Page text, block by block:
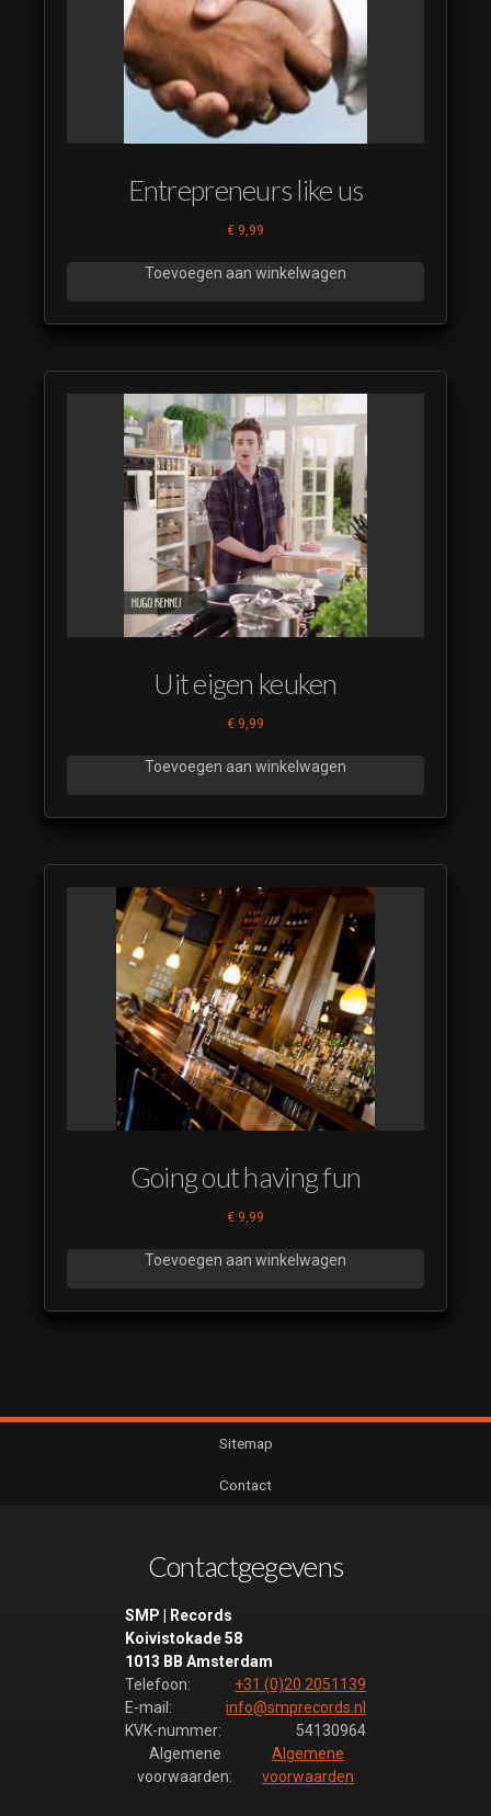
Entrepreneurs like us
€ 9,99
Toevoegen aan winkelwagen
Uit eigen keuken
€ 9,99
Toevoegen aan winkelwagen
Going out having fun
€ 9,99
Toevoegen aan winkelwagen
Sitemap
Contact
Contactgegevens
SMP | Records
Koivistokade 58
1013 BB Amsterdam
Telefoon:
+31 (0)20 2051139
E-mail:
info@smprecords.nl
KVK-nummer:
54130964
Algemene
voorwaarden:
Algemene
voorwaarden